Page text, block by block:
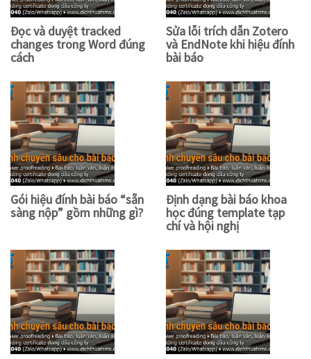
Đọc và duyệt tracked
changes trong Word đúng
cách
Sửa lỗi trích dẫn Zotero
và EndNote khi hiệu đính
bài báo
Gói hiệu đính bài báo “sẵn
sàng nộp” gồm những gì?
Định dạng bài báo khoa
học đúng template tạp
chí và hội nghị